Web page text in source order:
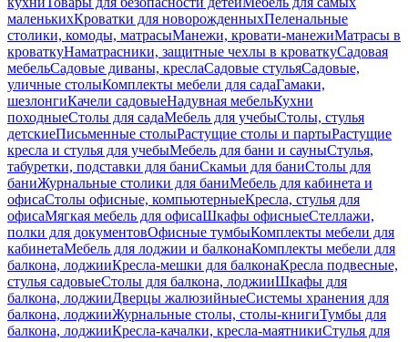
маленькихКроватки для новорожденныхПеленальные
столики, комоды, матрасыМанежи, кровати-манежиМатрасы в
кроваткуНаматрасники, защитные чехлы в кроваткуСадовая
мебельСадовые диваны, креслаСадовые стульяСадовые,
уличные столыКомплекты мебели для садаГамаки,
шезлонгиКачели садовыеНадувная мебельКухни
походныеСтолы для садаМебель для учебыСтолы, стулья
детскиеПисьменные столыРастущие столы и партыРастущие
кресла и стулья для учебыМебель для бани и сауныСтулья,
табуретки, подставки для баниСкамьи для баниСтолы для
баниЖурнальные столики для баниМебель для кабинета и
офисаСтолы офисные, компьютерныеКресла, стулья для
офисаМягкая мебель для офисаШкафы офисныеСтеллажи,
полки для документовОфисные тумбыКомплекты мебели для
кабинетаМебель для лоджии и балконаКомплекты мебели для
балкона, лоджииКресла-мешки для балконаКресла подвесные,
стулья садовыеСтолы для балкона, лоджииШкафы для
балкона, лоджииДверцы жалюзийныеСистемы хранения для
балкона, лоджииЖурнальные столы, столы-книгиТумбы для
балкона, лоджииКресла-качалки, кресла-маятникиСтулья для